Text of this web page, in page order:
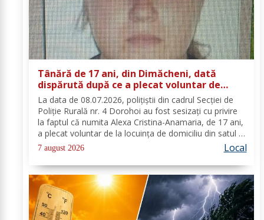
Tânără de 17 ani, din Dimăcheni, dată
dispărută după ce a plecat voluntar de
acasă și nu a mai revenit
La data de 08.07.2026, polițiștii din cadrul Secției de
Poliție Rurală nr. 4 Dorohoi au fost sesizați cu privire
la faptul că numita Alexa Cristina-Anamaria, de 17 ani,
a plecat voluntar de la locuința de domiciliu din satul și
comuna Dimăcheni, județul Botoșani. Semnalmentele
numitei Alexa...
7 august 2026 Local